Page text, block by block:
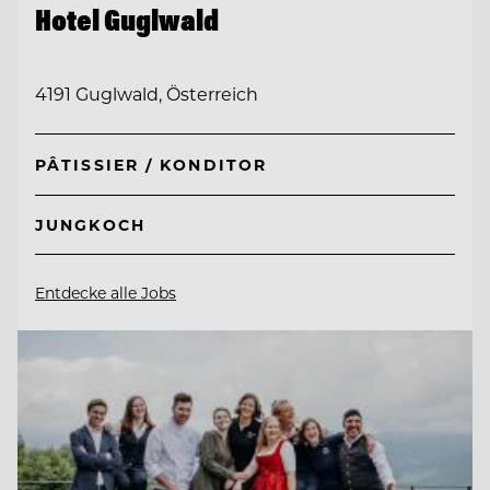
Hotel Guglwald
4191 Guglwald, Österreich
PÂTISSIER / KONDITOR
JUNGKOCH
Entdecke alle Jobs